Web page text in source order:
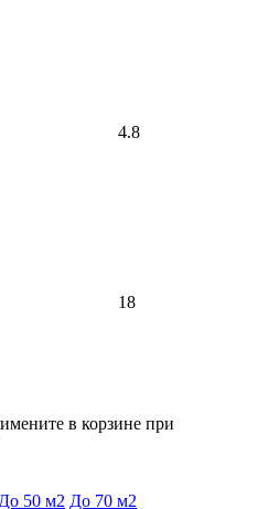
4.8
18
в корзине при
До 50 м2 До 70 м2